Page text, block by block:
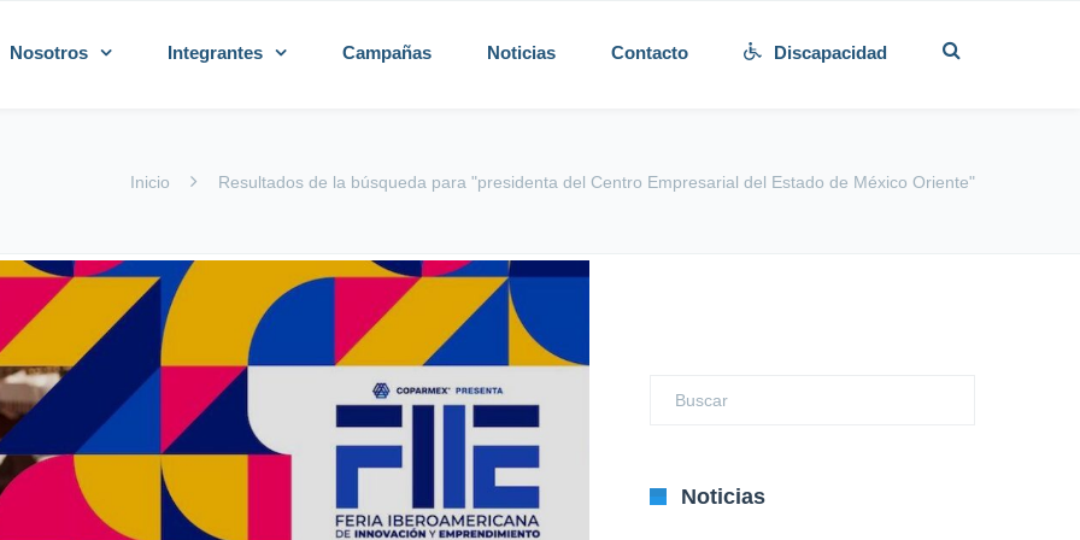
Nosotros Integrantes Campañas Noticias Contacto Discapacidad
Inicio Resultados de la búsqueda para "presidenta del Centro Empresarial del Estado de México Oriente"
Noticias